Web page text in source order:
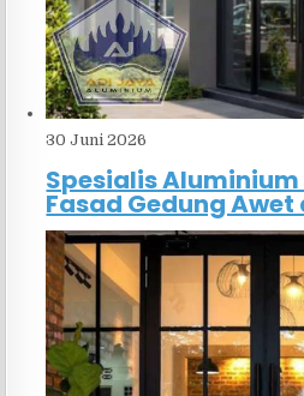
30 Juni 2026
Spesialis
Fasad Gedung